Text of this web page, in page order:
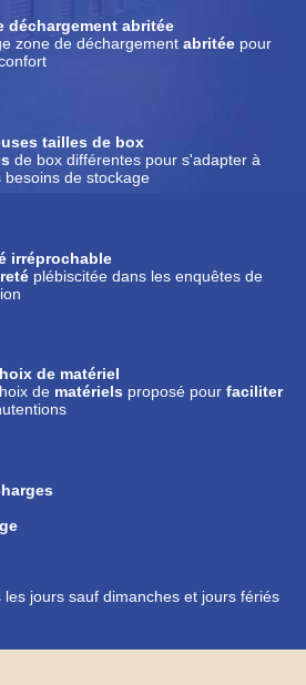
déchargement abritée
zone de déchargement abritéepour
tailles de box
de box différentes pour s'adapter à
besoins de stockage
irréprochable
plébiscitée dans les enquêtes de
de matériel
de matériels proposé pour faciliter
les jours sauf dimanches et jours fériés